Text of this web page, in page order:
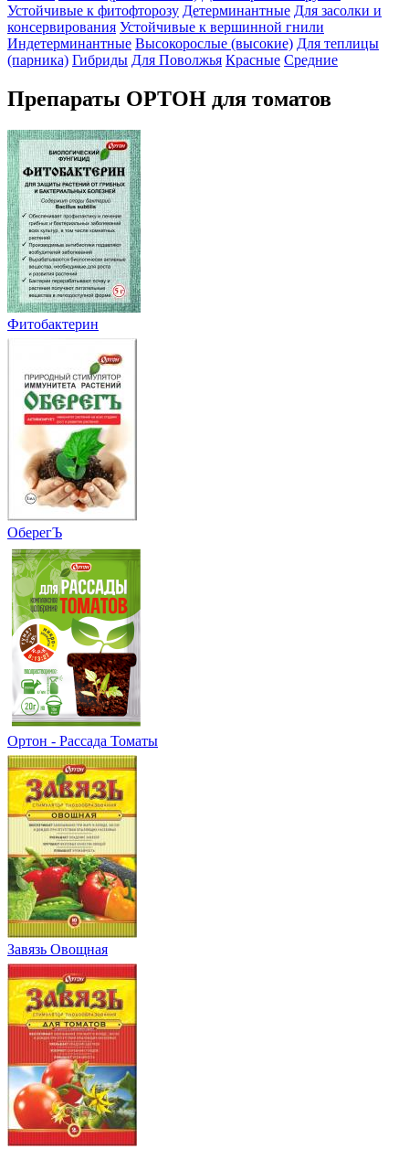
Устойчивые к фитофторозу Детерминантные Для засолки и
консервирования Устойчивые к вершинной гнили
Индетерминантные Высокорослые (высокие) Для теплицы
(парника) Гибриды Для Поволжья Красные Средние
Препараты ОРТОН для томатов
Фитобактерин
ОберегЪ
Ортон - Рассада Томаты
Завязь Овощная